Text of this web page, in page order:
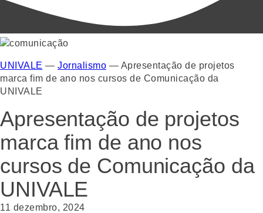
UNIVALE — Jornalismo — Apresentação de projetos
marca fim de ano nos cursos de Comunicação da
UNIVALE
Apresentação de projetos
marca fim de ano nos
cursos de Comunicação da
UNIVALE
11 dezembro, 2024